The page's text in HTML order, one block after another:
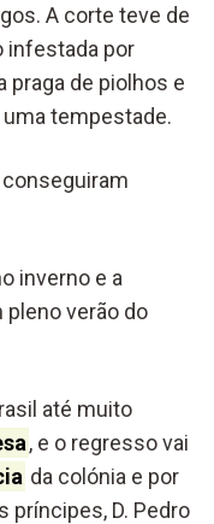
A corte teve de
infestada por
praga de piolhos e
tempestade.
inverno e a
pleno verão do
até muito
, e o regresso vai
da colónia e por
príncipes, D. Pedro